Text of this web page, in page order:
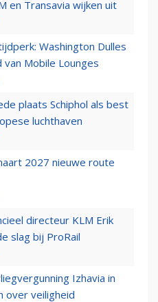
en Transavia wijken uit
Washington Dulles
Mobile Lounges
plaats Schiphol als best
luchthaven
2027 nieuwe route
directeur KLM Erik
slag bij ProRail
Izhavia in
over veiligheid